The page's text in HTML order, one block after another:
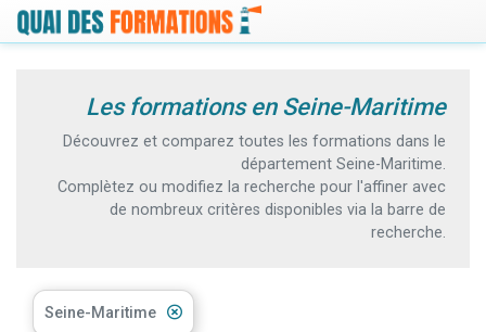
Les formations en Seine-Maritime
Découvrez et comparez toutes les formations dans le
département Seine-Maritime.
Complètez ou modifiez la recherche pour l'affiner avec
de nombreux critères disponibles via la barre de
recherche.
Seine-Maritime